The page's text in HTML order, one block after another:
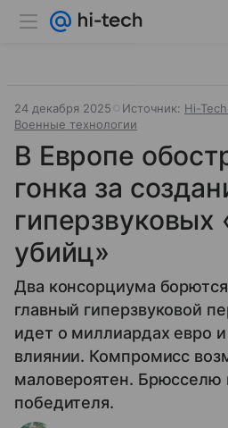
24 декабря 2025 Источник: Hi-
Военные технологии
В Европе
гонка за
гиперзвуковых
убийц»
Два консорциума борются
главный гиперзвуковой
идет о миллиардах евро
влиянии. Компромисс
маловероятен. Брюсселю
победителя.